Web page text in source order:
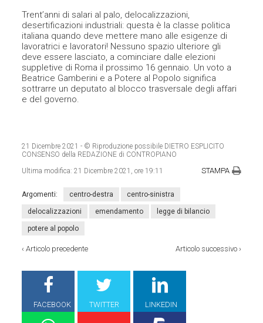
Trent’anni di salari al palo, delocalizzazioni,
desertificazioni industriali: questa è la classe politica
italiana quando deve mettere mano alle esigenze di
lavoratrici e lavoratori! Nessuno spazio ulteriore gli
deve essere lasciato, a cominciare dalle elezioni
suppletive di Roma il prossimo 16 gennaio. Un voto a
Beatrice Gamberini e a Potere al Popolo significa
sottrarre un deputato al blocco trasversale degli affari
e del governo.
21 Dicembre 2021 - © Riproduzione possibile DIETRO ESPLICITO
CONSENSO della REDAZIONE di CONTROPIANO
Ultima modifica:21 Dicembre 2021, ore 19:11 STAMPA
Argomenti: centro-destra centro-sinistra
delocalizzazioni emendamento legge di bilancio
potere al popolo
‹Articolo precedente Articolo successivo›
FACEBOOK TWITTER LINKEDIN